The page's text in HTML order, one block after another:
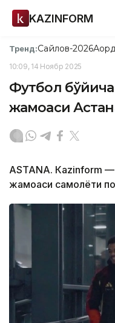
KAZINFORM
Тренд:Сайлов-2026
10:09, 14 Ноябр 2025
Футбол
жамоаси
ASTANА. Кazinform —
жамоаси самолёти